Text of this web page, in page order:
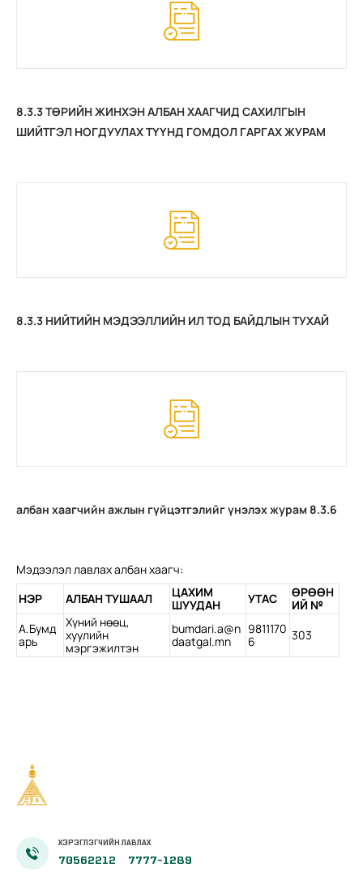
8.3.3 ТӨРИЙН ЖИНХЭН АЛБАН ХААГЧИД САХИЛГЫН
ШИЙТГЭЛ НОГДУУЛАХ ТҮҮНД ГОМДОЛ ГАРГАХ ЖУРАМ
8.3.3 НИЙТИЙН МЭДЭЭЛЛИЙН ИЛ ТОД БАЙДЛЫН ТУХАЙ
албан хаагчийн ажлын гүйцэтгэлийг үнэлэх журам 8.3.6
Мэдээлэл лавлах албан хаагч:
НЭР
АЛБАН ТУШААЛ
ЦАХИМ
ШУУДАН
УТАС
ӨРӨӨН
ИЙ №
А.Бумд
арь
Хүний нөөц,
хуулийн
мэргэжилтэн
bumdari.a@n
daatgal.mn
9811170
6
303
ХЭРЭГЛЭГЧИЙН ЛАВЛАХ
70562212 7777-1289